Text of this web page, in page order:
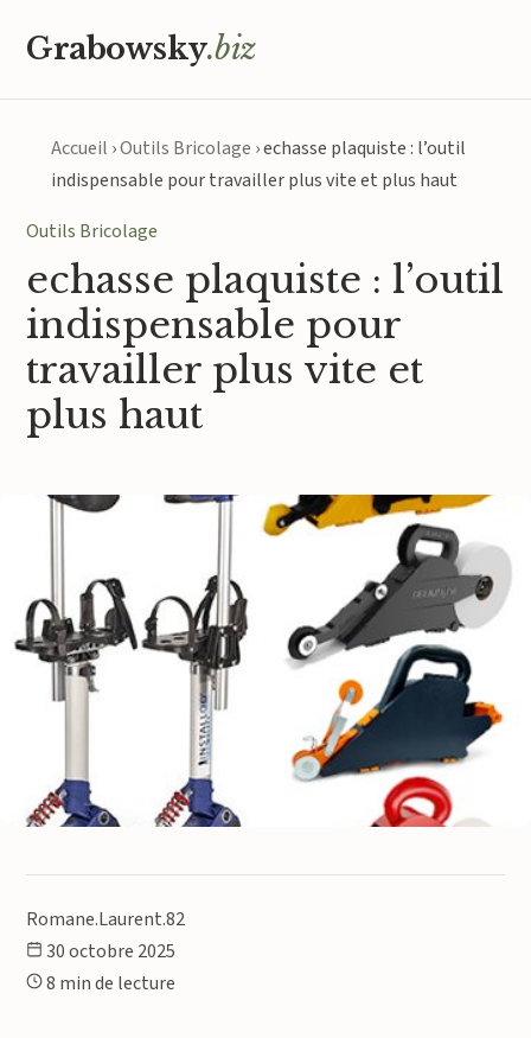
Grabowsky.biz
Accueil ›Outils Bricolage ›echasse plaquiste : l’outil
indispensable pour travailler plus vite et plus haut
Outils Bricolage
echasse plaquiste : l’outil
indispensable pour
travailler plus vite et
plus haut
Romane.Laurent.82
30 octobre 2025
8 min de lecture